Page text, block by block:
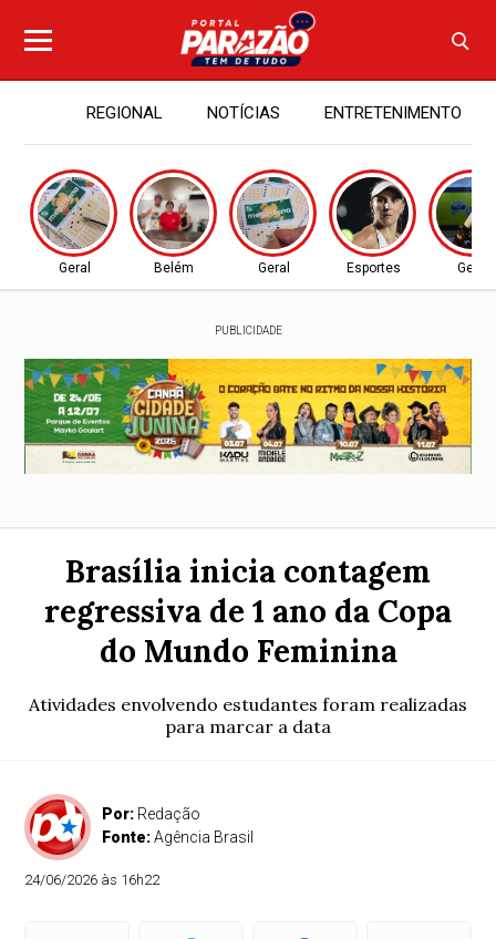
REGIONAL NOTÍCIAS ENTRETENIMENTO
Geral Belém Geral Esportes Geral
PUBLICIDADE
Brasília inicia contagem
regressiva de 1 ano da Copa
do Mundo Feminina
Atividades envolvendo estudantes foram realizadas
para marcar a data
Por: Redação
Fonte:Agência Brasil
24/06/2026 às 16h22